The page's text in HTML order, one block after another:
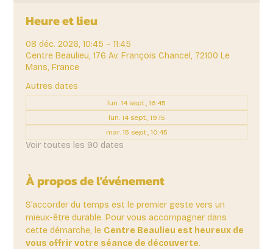
Heure et lieu
08 déc. 2026, 10:45 – 11:45
Centre Beaulieu, 176 Av. François Chancel, 72100 Le
Mans, France
Autres dates
lun. 14 sept., 16:45
lun. 14 sept., 19:15
mar. 15 sept., 10:45
Voir toutes les 90 dates
À propos de l'événement
S’accorder du temps est le premier geste vers un
mieux-être durable. Pour vous accompagner dans
cette démarche, le Centre Beaulieu est heureux de
vous offrir votre séance de découverte.